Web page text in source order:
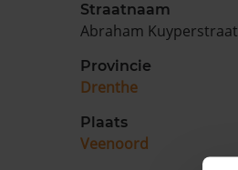
Straatnaam
Abraham Kuyperstraat
Provincie
Drenthe
Plaats
Veenoord